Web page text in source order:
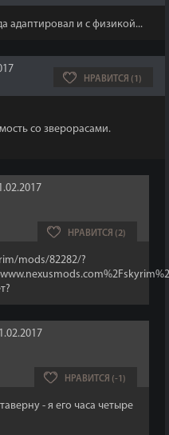
адаптировал и с физикой...
НРАВИТСЯ (1)
со зверорасами.
НРАВИТСЯ (2)
mods/82282/?
НРАВИТСЯ (-1)
- я его часа четыре